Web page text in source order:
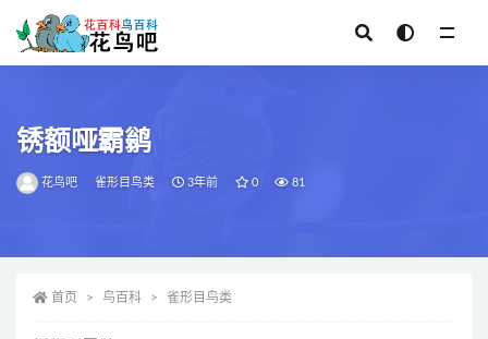
锈额哑霸鹟
花鸟吧 雀形目鸟类 3年前 0 81
首页 鸟百科 雀形目鸟类